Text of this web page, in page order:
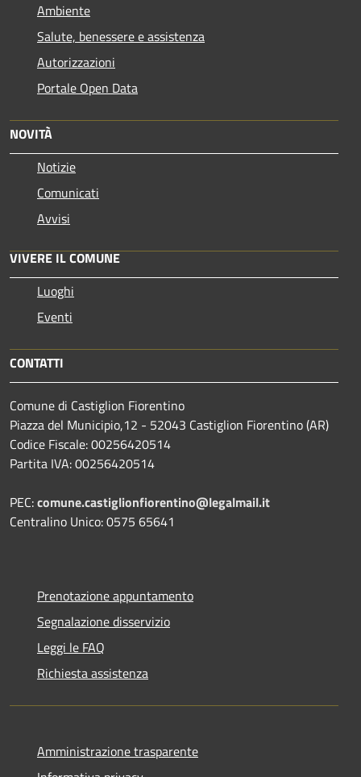
Ambiente
Salute, benessere e assistenza
Autorizzazioni
Portale Open Data
NOVITÀ
Notizie
Comunicati
Avvisi
VIVERE IL COMUNE
Luoghi
Eventi
CONTATTI
Comune di Castiglion Fiorentino
Piazza del Municipio,12 - 52043 Castiglion Fiorentino (AR)
Codice Fiscale: 00256420514
Partita IVA: 00256420514
PEC:comune.castiglionfiorentino@legalmail.it
Centralino Unico: 0575 65641
Prenotazione appuntamento
Segnalazione disservizio
Leggi le FAQ
Richiesta assistenza
Amministrazione trasparente